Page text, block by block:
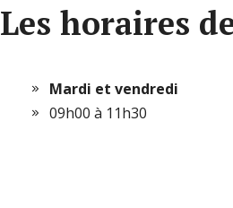
Les horaires
Mardi et vendredi
09h00 à 11h30